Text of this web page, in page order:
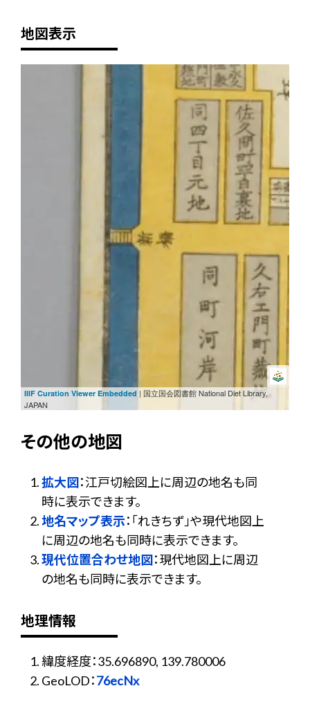
地図表示
IIIF Curation Viewer Embedded | 国立国会図書館 National Diet Library,
JAPAN
その他の地図
拡大図：江戸切絵図上に周辺の地名も同
時に表示できます。
地名マップ表示：「れきちず」や現代地図上
に周辺の地名も同時に表示できます。
現代位置合わせ地図：現代地図上に周辺
の地名も同時に表示できます。
地理情報
緯度経度：35.696890, 139.780006
GeoLOD：76ecNx